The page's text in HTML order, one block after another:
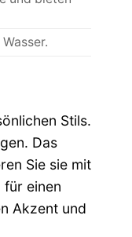
Stils.
Das
Sie sie mit
für einen
Akzent und